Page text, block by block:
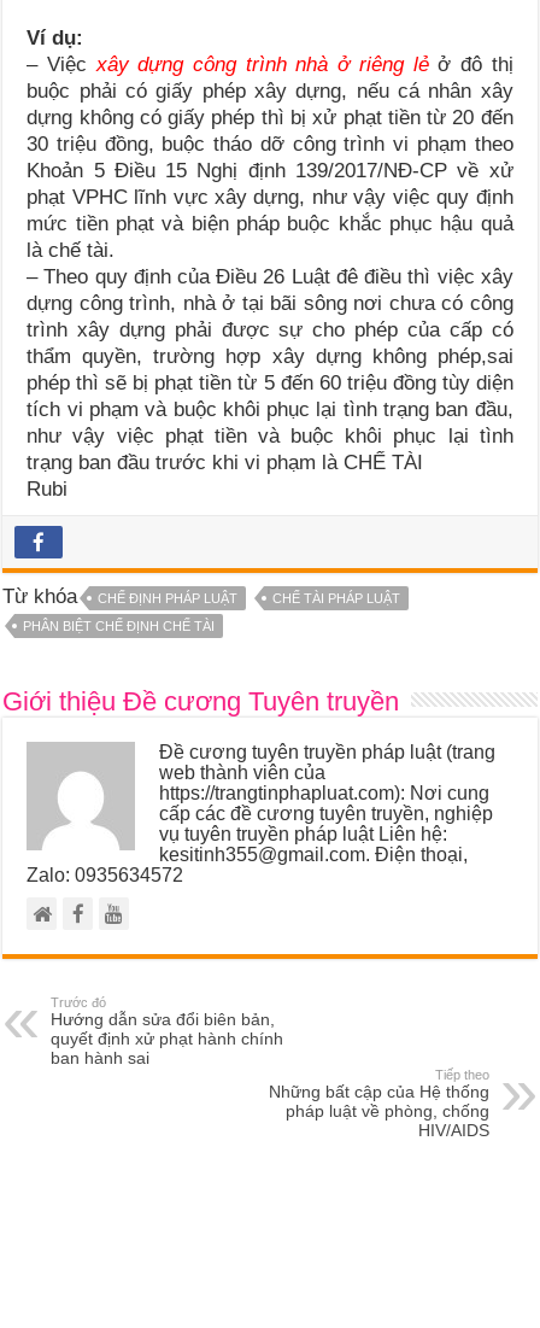
Ví dụ:
– Việc xây dựng công trình nhà ở riêng lẻở đô thị
buộc phải có giấy phép xây dựng, nếu cá nhân xây
dựng không có giấy phép thì bị xử phạt tiền từ 20 đến
30 triệu đồng, buộc tháo dỡ công trình vi phạm theo
Khoản 5 Điều 15 Nghị định 139/2017/NĐ-CP về xử
phạt VPHC lĩnh vực xây dựng, như vậy việc quy định
mức tiền phạt và biện pháp buộc khắc phục hậu quả
là chế tài.
– Theo quy định của Điều 26 Luật đê điều thì việc xây
dựng công trình, nhà ở tại bãi sông nơi chưa có công
trình xây dựng phải được sự cho phép của cấp có
thẩm quyền, trường hợp xây dựng không phép,sai
phép thì sẽ bị phạt tiền từ 5 đến 60 triệu đồng tùy diện
tích vi phạm và buộc khôi phục lại tình trạng ban đầu,
như vậy việc phạt tiền và buộc khôi phục lại tình
trạng ban đầu trước khi vi phạm là CHẾ TÀI
Rubi
Từ khóa CHẾ ĐỊNH PHÁP LUẬT
CHẾ TÀI PHÁP LUẬT
PHÂN BIỆT CHẾ ĐỊNH CHẾ TÀI
Giới thiệu Đề cương Tuyên truyền
Đề cương tuyên truyền pháp luật (trang
web thành viên của
https://trangtinphapluat.com): Nơi cung
cấp các đề cương tuyên truyền, nghiệp
vụ tuyên truyền pháp luật Liên hệ:
kesitinh355@gmail.com. Điện thoại,
Zalo: 0935634572
Trước đó
Hướng dẫn sửa đổi biên bản,
quyết định xử phạt hành chính
ban hành sai
Tiếp theo
Những bất cập của Hệ thống
pháp luật về phòng, chống
HIV/AIDS